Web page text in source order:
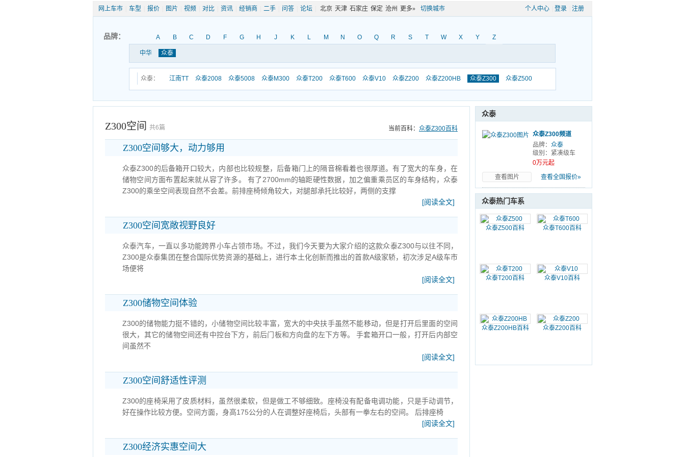
个人中心 登录 注册
网上车市 车型 报价 图片 视频 对比 资讯 经销商 二手 问答 论坛 北京 天津 石家庄 保定 沧州 更多» 切换城市
品牌： A B C D F G H J K L M N O Q R S T W X Y Z
中华 众泰
众泰： 江南TT 众泰2008 众泰5008 众泰M300 众泰T200 众泰T600 众泰V10 众泰Z200 众泰Z200HB 众泰Z300 众泰Z500
众泰
众泰Z300频道
品牌： 众泰
级别：紧凑级车
0万元起
查看图片
查看全国报价»
众泰热门车系
众泰Z500百科 众泰T600百科
众泰T200百科 众泰V10百科
众泰Z200HB百科 众泰Z200百科
当前百科： 众泰Z300百科
Z300空间 共6篇
Z300空间够大，动力够用
众泰Z300的后备箱开口较大，内部也比较规整，后备箱门上的隔音棉看着也很厚道。有了宽大的车身，在
储物空间方面布置起来就从容了许多。 有了2700mm的轴距硬性数据，加之偏重乘员区的车身结构，众泰
Z300的乘坐空间表现自然不会差。前排座椅倾角较大，对腿部承托比较好，两侧的支撑
[阅读全文]
Z300空间宽敞视野良好
众泰汽车，一直以多功能跨界小车占领市场。不过，我们今天要为大家介绍的这款众泰Z300与以往不同，
Z300是众泰集团在整合国际优势资源的基础上，进行本土化创新而推出的首款A级家轿，初次涉足A级车市
场便将
[阅读全文]
Z300储物空间体验
Z300的储物能力挺不错的，小储物空间比较丰富，宽大的中央扶手虽然不能移动，但是打开后里面的空间
很大，其它的储物空间还有中控台下方，前后门板和方向盘的左下方等。 手套箱开口一般，打开后内部空
间虽然不
[阅读全文]
Z300空间舒适性评测
Z300的座椅采用了皮质材料，虽然很柔软，但是做工不够细致。座椅没有配备电调功能，只是手动调节，
好在操作比较方便。空间方面，身高175公分的人在调整好座椅后，头部有一拳左右的空间。 后排座椅
[阅读全文]
Z300经济实惠空间大